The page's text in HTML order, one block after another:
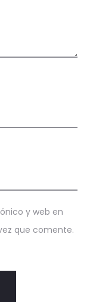
y web en
que comente.